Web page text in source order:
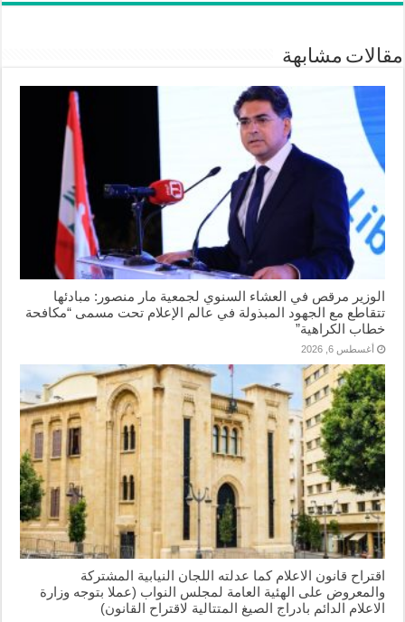
مقالات مشابهة
الوزير مرقص في العشاء السنوي لجمعية مار منصور: مبادئها
تتقاطع مع الجهود المبذولة في عالم الإعلام تحت مسمى “مكافحة
خطاب الكراهية”
أغسطس 6, 2026
اقتراح قانون الاعلام كما عدلته اللجان النيابية المشتركة
والمعروض على الهئية العامة لمجلس النواب (عملا بتوجه وزارة
الاعلام الدائم بادراج الصيغ المتتالية لاقتراح القانون)